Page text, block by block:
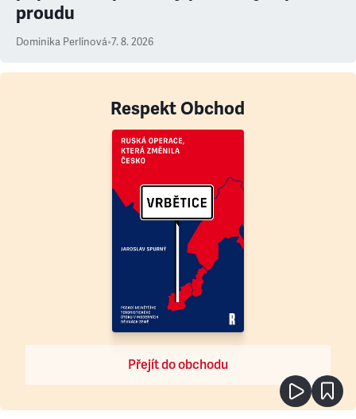
proudu
Dominika Perlínová•7. 8. 2026
Respekt Obchod
Přejít do obchodu